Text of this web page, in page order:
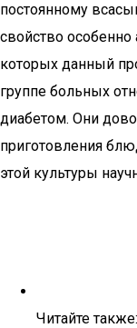
постоянному
свойство особенно
которых данный
группе больных
диабетом. Они
приготовления
этой культуры
Читайте также: